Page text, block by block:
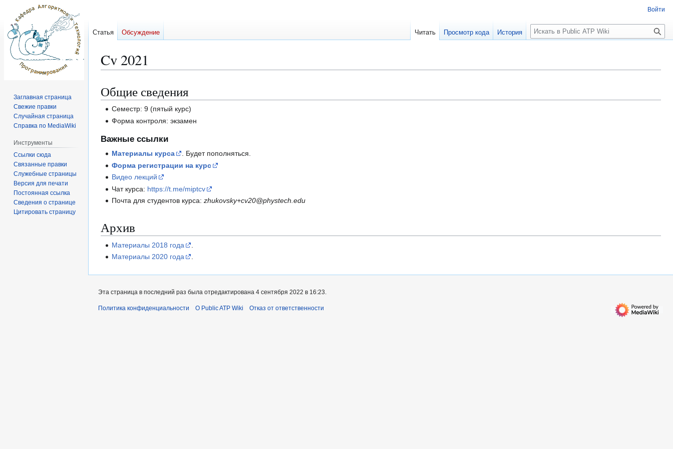
Cv 2021
Перейти
к
навигации
Перейти
к
поиску
Общие сведения
Семестр: 9 (пятый курс)
Форма контроля: экзамен
Важные ссылки
Материалы курса
. Будет пополняться.
Форма регистрации на курс
Видео лекций
Чат курса: https://t.me/miptcv
Почта для студентов курса:zhukovsky+cv20@phystech.edu
Архив
Материалы 2018 года
Материалы 2020 года
Войти
Статья Обсуждение Читать Просмотр кода История
П
о
к
Заглавная страница
Свежие правки
Случайная страница
Справка по MediaWiki
Инструменты
Ссылки сюда
Связанные правки
Служебные страницы
Версия для печати
Постоянная ссылка
Сведения о странице
Цитировать страницу
Эта страница в последний раз была отредактирована 4 сентября 2022 в 16:23.
Политика конфиденциальности О Public ATP Wiki Отказ от ответственности